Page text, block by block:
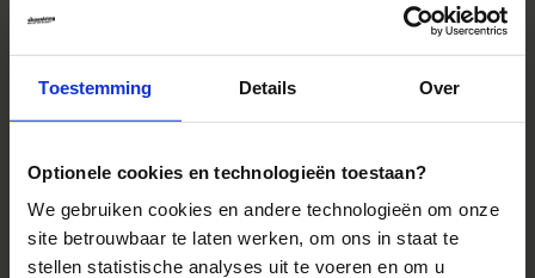
Toestemming Details Over
Optionele cookies en technologieën toestaan?
We gebruiken cookies en andere technologieën om onze
site betrouwbaar te laten werken, om ons in staat te
stellen statistische analyses uit te voeren en om u
Duurzaam reizen
Reis- en annuleringsvoorwaarden
Veelgestelde vragen
Reisthema's
Groepsreizen